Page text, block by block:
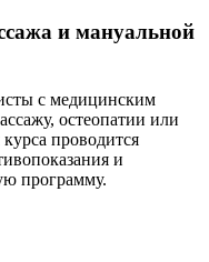
и мануальной
с медицинским
остеопатии или
проводится
и
программу.